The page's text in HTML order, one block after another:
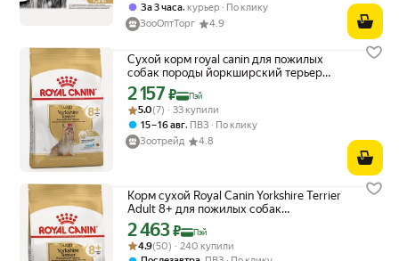
За 3 часа, курьер
По клику
ЗооОптТорг
4.9
Сухой корм royal canin для пожилых
собак породы йоркширский терьер
старше 8 лет yorkshire terrier adult 8+
1,5кг
Цена с картой Яндекс Пэй 2157 ₽ вместо
2 157₽ Пэй
Рейтинг товара: 5.0 из 5
Оценок: (7) · 33 купили
5.0(7) · 33 купили
15 – 16 авг, ПВЗ
По клику
Зоотрейд
4.8
Корм сухой Royal Canin Yorkshire Terrier
Adult 8+ для пожилых собак
йоркширский терьер старше 8 лет, 1,5 кг
Цена с картой Яндекс Пэй 2463 ₽ вместо
2 463₽ Пэй
Рейтинг товара: 4.9 из 5
Оценок: (50) · 240 купили
4.9(50) · 240 купили